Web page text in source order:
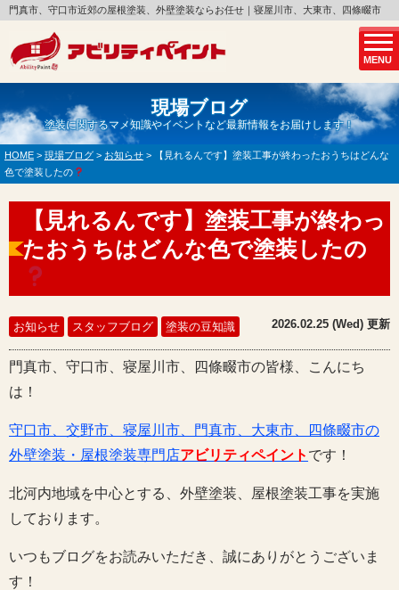
MENU
門真市、守口市近郊の屋根塗装、外壁塗装ならお任せ｜寝屋川市、大東市、四條畷市
現場ブログ
塗装に関するマメ知識やイベントなど最新情報をお届けします！
HOME > 現場ブログ > お知らせ >
【見れるんです】塗装工事が終わったおうちはどんな
色で塗装したの
【見れるんです】塗装工事が終わっ
たおうちはどんな色で塗装したの
お知らせ スタッフブログ 塗装の豆知識 2026.02.25 (Wed) 更新
門真市、守口市、寝屋川市、四條畷市の皆様、こんにち
は！
守口市、交野市、寝屋川市、門真市、大東市、四條畷市の
外壁塗装・屋根塗装専門店アビリティペイント です！
北河内地域を中心とする、外壁塗装、屋根塗装工事を実施
しております。
いつもブログをお読みいただき、誠にありがとうございま
す！